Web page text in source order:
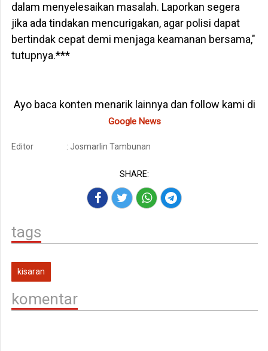
dalam menyelesaikan masalah. Laporkan segera
jika ada tindakan mencurigakan, agar polisi dapat
bertindak cepat demi menjaga keamanan bersama,"
tutupnya.***
Ayo baca konten menarik lainnya dan follow kami di
Google News
Editor : Josmarlin Tambunan
SHARE:
tags
kisaran
komentar